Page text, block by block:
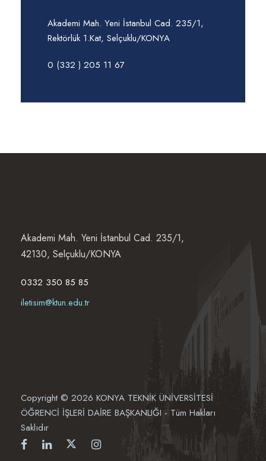
Akademi Mah. Yeni İstanbul Cad. 235/1,
Rektörlük 1.Kat, Selçuklu/KONYA
0 (332 ) 205 11 67
Akademi Mah. Yeni İstanbul Cad. 235/1,
42130, Selçuklu/KONYA
0332 350 85 85
iletisim@ktun.edu.tr
Copyright © 2026 KONYA TEKNİK ÜNİVERSİTESİ
ÖĞRENCİ İŞLERİ DAİRE BAŞKANLIĞI - Tüm Hakları
Saklıdır